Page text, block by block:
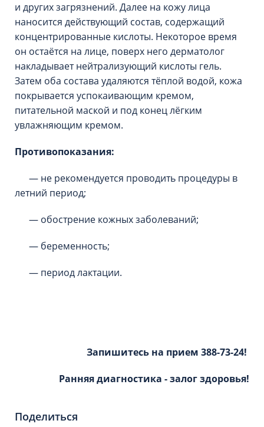
и других загрязнений. Далее на кожу лица
наносится действующий состав, содержащий
концентрированные кислоты. Некоторое время
он остаётся на лице, поверх него дерматолог
накладывает нейтрализующий кислоты гель.
Затем оба состава удаляются тёплой водой, кожа
покрывается успокаивающим кремом,
питательной маской и под конец лёгким
увлажняющим кремом.
Противопоказания:
— не рекомендуется проводить процедуры в
летний период;
— обострение кожных заболеваний;
— беременность;
— период лактации.
Запишитесь на прием 388-73-24!
Ранняя диагностика - залог здоровья!
Поделиться